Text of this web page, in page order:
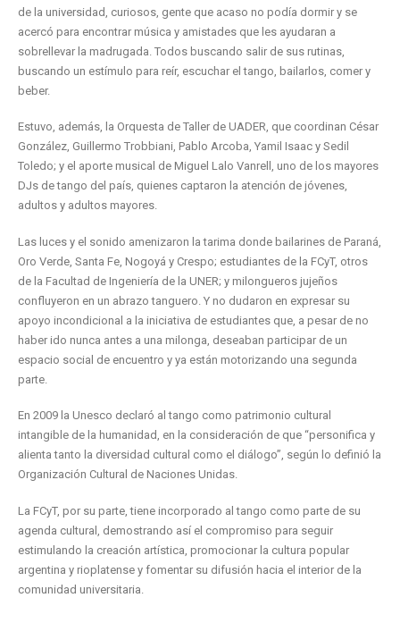
de la universidad, curiosos, gente que acaso no podía dormir y se
acercó para encontrar música y amistades que les ayudaran a
sobrellevar la madrugada. Todos buscando salir de sus rutinas,
buscando un estímulo para reír, escuchar el tango, bailarlos, comer y
beber.
Estuvo, además, la Orquesta de Taller de UADER, que coordinan César
González, Guillermo Trobbiani, Pablo Arcoba, Yamil Isaac y Sedil
Toledo; y el aporte musical de Miguel Lalo Vanrell, uno de los mayores
DJs de tango del país, quienes captaron la atención de jóvenes,
adultos y adultos mayores.
Las luces y el sonido amenizaron la tarima donde bailarines de Paraná,
Oro Verde, Santa Fe, Nogoyá y Crespo; estudiantes de la FCyT, otros
de la Facultad de Ingeniería de la UNER; y milongueros jujeños
confluyeron en un abrazo tanguero. Y no dudaron en expresar su
apoyo incondicional a la iniciativa de estudiantes que, a pesar de no
haber ido nunca antes a una milonga, deseaban participar de un
espacio social de encuentro y ya están motorizando una segunda
parte.
En 2009 la Unesco declaró al tango como patrimonio cultural
intangible de la humanidad, en la consideración de que “personifica y
alienta tanto la diversidad cultural como el diálogo”, según lo definió la
Organización Cultural de Naciones Unidas.
La FCyT, por su parte, tiene incorporado al tango como parte de su
agenda cultural, demostrando así el compromiso para seguir
estimulando la creación artística, promocionar la cultura popular
argentina y rioplatense y fomentar su difusión hacia el interior de la
comunidad universitaria.